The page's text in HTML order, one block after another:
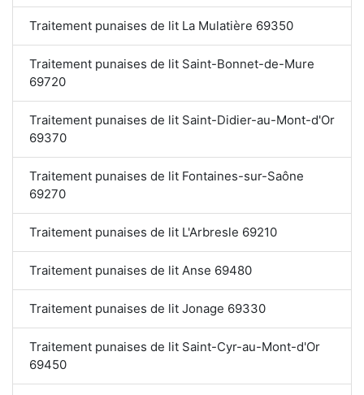
Traitement punaises de lit La Mulatière 69350
Traitement punaises de lit Saint-Bonnet-de-Mure
69720
Traitement punaises de lit Saint-Didier-au-Mont-d'Or
69370
Traitement punaises de lit Fontaines-sur-Saône
69270
Traitement punaises de lit L'Arbresle 69210
Traitement punaises de lit Anse 69480
Traitement punaises de lit Jonage 69330
Traitement punaises de lit Saint-Cyr-au-Mont-d'Or
69450